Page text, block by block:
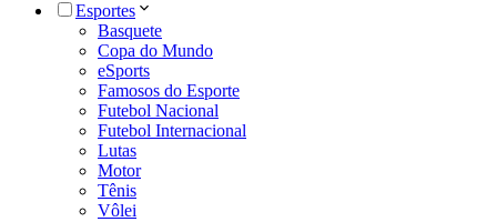
Esportes
Basquete
Copa do Mundo
eSports
Famosos do Esporte
Futebol Nacional
Futebol Internacional
Lutas
Motor
Tênis
Vôlei